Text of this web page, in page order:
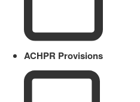
ACHPR Provisions